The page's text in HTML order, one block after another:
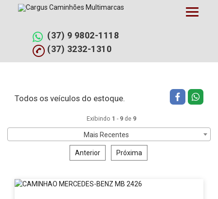
(37) 9 9802-1118
(37) 3232-1310
Filtrar busca Limpar filtros
Todos os veículos do estoque.
Mais Recentes
Exibindo 1 - 9 de 9
Anterior Próxima